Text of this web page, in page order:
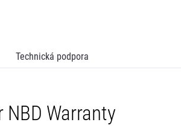
Technická podpora
NBD Warranty